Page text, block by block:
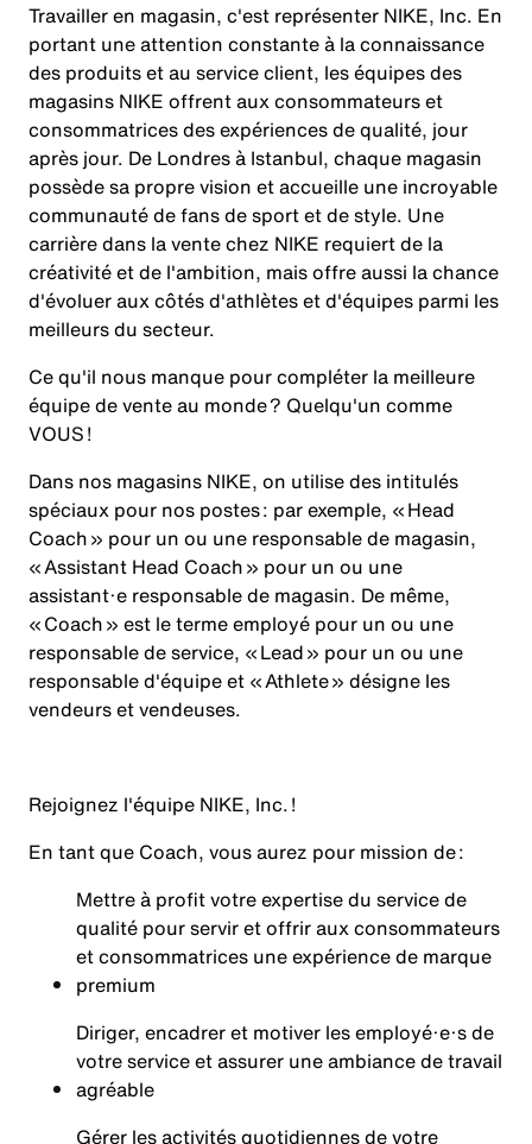
Travailler en magasin, c'est représenter NIKE, Inc. En
portant une attention constante à la connaissance
des produits et au service client, les équipes des
magasins NIKE offrent aux consommateurs et
consommatrices des expériences de qualité, jour
après jour. De Londres à Istanbul, chaque magasin
possède sa propre vision et accueille une incroyable
communauté de fans de sport et de style. Une
carrière dans la vente chez NIKE requiert de la
créativité et de l'ambition, mais offre aussi la chance
d'évoluer aux côtés d'athlètes et d'équipes parmi les
meilleurs du secteur.
Ce qu'il nous manque pour compléter la meilleure
équipe de vente au monde ? Quelqu'un comme
VOUS!
Dans nos magasins NIKE, on utilise des intitulés
spéciaux pour nos postes : par exemple, « Head
Coach » pour un ou une responsable de magasin,
« Assistant Head Coach » pour un ou une
assistant·e responsable de magasin. De même,
« Coach » est le terme employé pour un ou une
responsable de service, « Lead » pour un ou une
responsable d'équipe et « Athlete » désigne les
vendeurs et vendeuses.
Rejoignez l'équipe NIKE, Inc. !
En tant que Coach, vous aurez pour mission de :
Mettre à profit votre expertise du service de
qualité pour servir et offrir aux consommateurs
et consommatrices une expérience de marque
premium
Diriger, encadrer et motiver les employé·e·s de
votre service et assurer une ambiance de travail
agréable
Gérer les activités quotidiennes de votre